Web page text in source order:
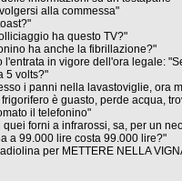
alla commessa"
ha questo TV?"
ha anche la fibrillazione?"
l'entrata in vigore dell'ora legale:
5 volts?"
i panni nella lavastoviglie, ora
è guasto, perde acqua,
il telefonino"
quei forni a infrarossi, sa, per un
a 99.000 lire costa 99.000 lire?"
per METTERE NELLA